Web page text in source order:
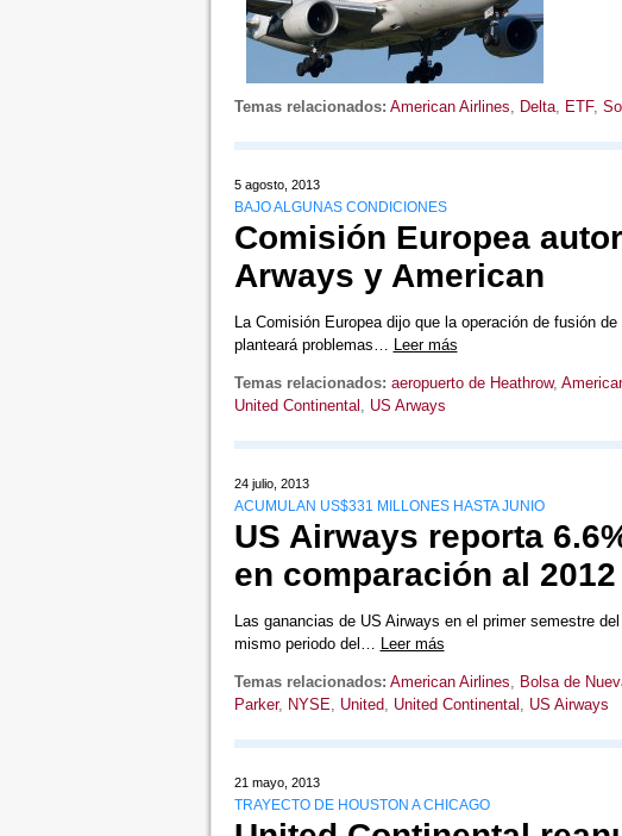
Temas relacionados: American Airlines, Delta, ETF,
5 agosto, 2013
BAJO ALGUNAS CONDICIONES
Comisión Europea
Arways y American
La Comisión Europea dijo que la operación de fusión
planteará problemas… Leer más
Temas relacionados: aeropuerto de Heathrow,
United Continental , US Arways
24 julio, 2013
ACUMULAN US$331 MILLONES HASTA JUNIO
US Airways reporta
en comparación al 2012
Las ganancias de US Airways en el primer semestre
mismo periodo del… Leer más
Temas relacionados: American Airlines, Bolsa de
Parker, NYSE, United, United Continental , US Airways
21 mayo, 2013
TRAYECTO DE HOUSTON A CHICAGO